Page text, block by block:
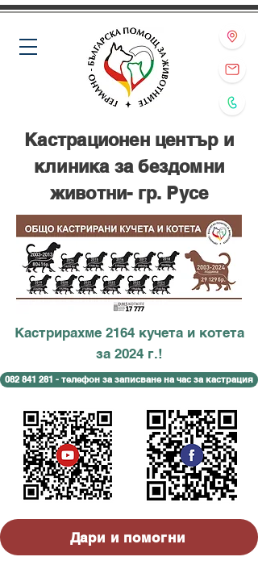
Кастрирахме 2164 кучета и котета
за 2024 г.!
082 841 281 - телефон за записване на час за кастрация
Кастрационен център и
клиника за бездомни
животни- гр. Русе
Дари и помогни